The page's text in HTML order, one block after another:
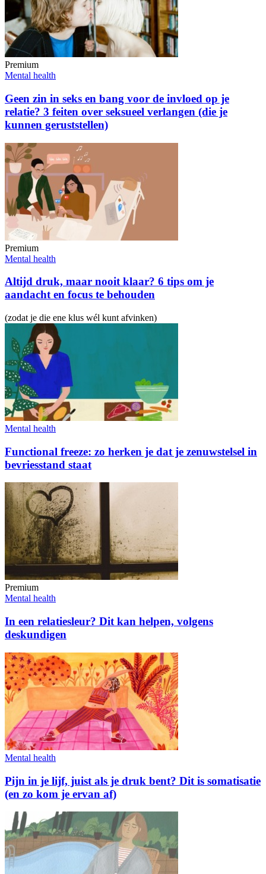
Premium
Mental health
Geen zin in seks en bang voor de invloed op je
relatie? 3 feiten over seksueel verlangen (die je
kunnen geruststellen)
Premium
Mental health
Altijd druk, maar nooit klaar? 6 tips om je
aandacht en focus te behouden
(zodat je die ene klus wél kunt afvinken)
Mental health
Functional freeze: zo herken je dat je zenuwstelsel in
bevriesstand staat
Premium
Mental health
In een relatiesleur? Dit kan helpen, volgens
deskundigen
Mental health
Pijn in je lijf, juist als je druk bent? Dit is somatisatie
(en zo kom je ervan af)